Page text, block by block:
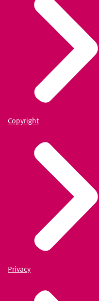
Copyright
Privacy